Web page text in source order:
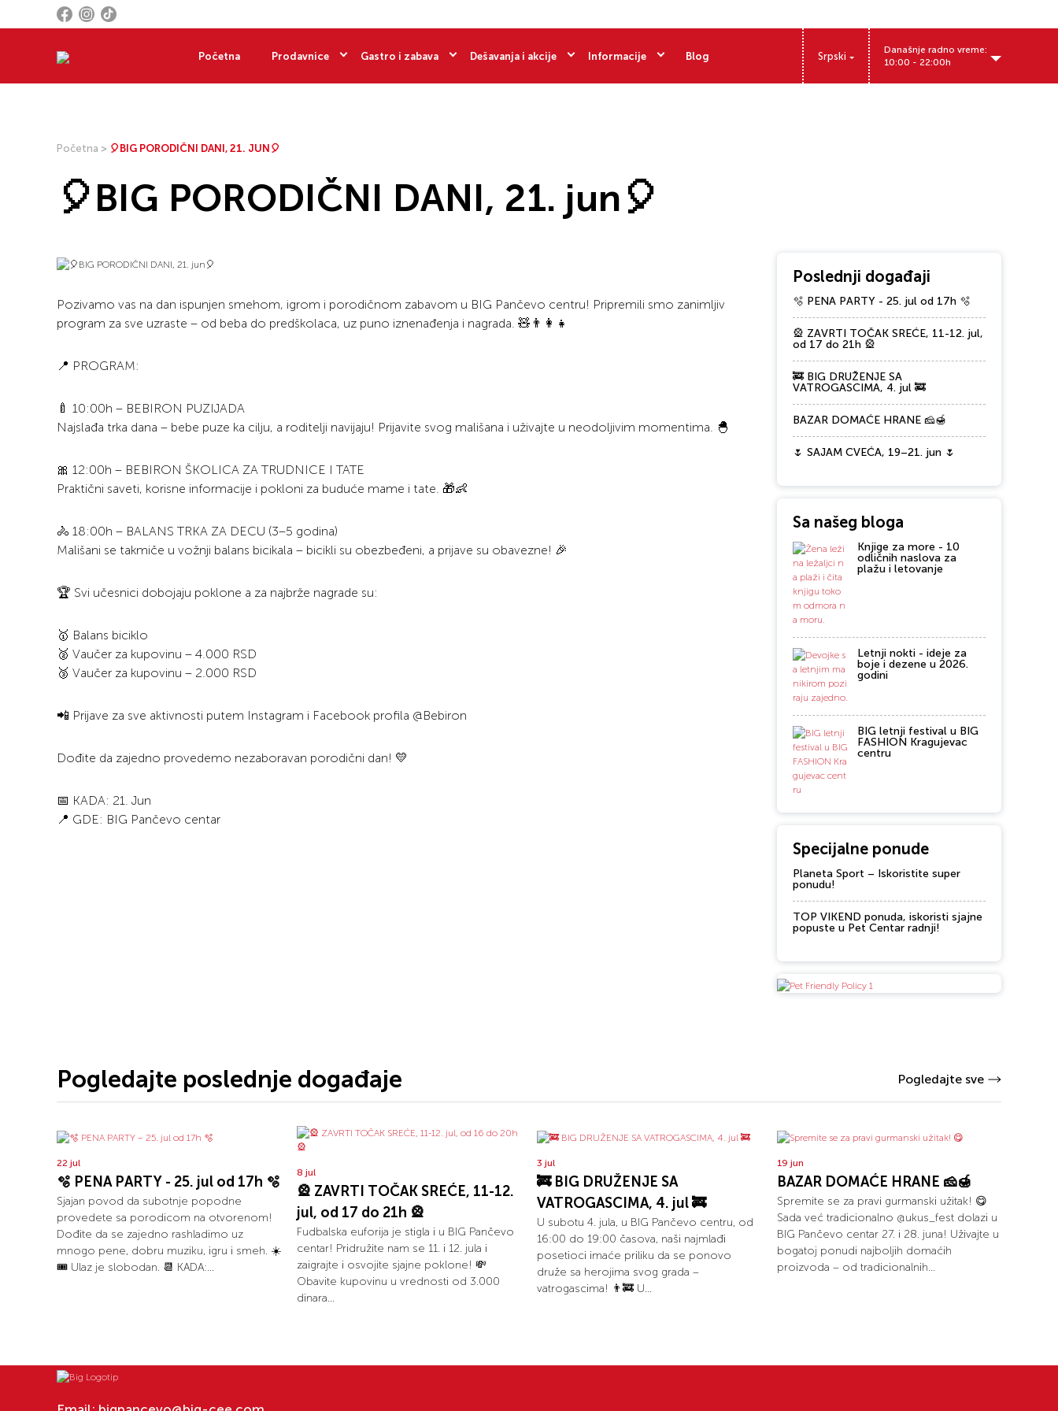
Početna Prodavnice Gastro i zabava Dešavanja i akcije Informacije Blog Srpski
Današnje radno vreme:
10:00 - 22:00h
Početna > 🎈BIG PORODIČNI DANI, 21. JUN🎈
🎈BIG PORODIČNI DANI, 21. jun🎈
Pozivamo vas na dan ispunjen smehom, igrom i porodičnom zabavom u BIG Pančevo centru! Pripremili smo zanimljiv
program za sve uzraste – od beba do predškolaca, uz puno iznenađenja i nagrada. 🧸👨‍👩‍👧
📍 PROGRAM:
🍼 10:00h – BEBIRON PUZIJADA
Najslađa trka dana – bebe puze ka cilju, a roditelji navijaju! Prijavite svog mališana i uživajte u neodoljivim momentima. 🐣
🎀 12:00h – BEBIRON ŠKOLICA ZA TRUDNICE I TATE
Praktični saveti, korisne informacije i pokloni za buduće mame i tate. 🎁👶
🚴 18:00h – BALANS TRKA ZA DECU (3–5 godina)
Mališani se takmiče u vožnji balans bicikala – bicikli su obezbeđeni, a prijave su obavezne! 🎉
🏆 Svi učesnici dobojaju poklone a za najbrže nagrade su:
🥇 Balans biciklo
🥈 Vaučer za kupovinu – 4.000 RSD
🥉 Vaučer za kupovinu – 2.000 RSD
📲 Prijave za sve aktivnosti putem Instagram i Facebook profila @Bebiron
Dođite da zajedno provedemo nezaboravan porodični dan! 💛
📅 KADA: 21. Jun
📍 GDE: BIG Pančevo centar
Poslednji događaji
🫧 PENA PARTY - 25. jul od 17h 🫧
🎡 ZAVRTI TOČAK SREĆE, 11-12. jul,
od 17 do 21h 🎡
🚒 BIG DRUŽENJE SA
VATROGASCIMA, 4. jul 🚒
BAZAR DOMAĆE HRANE 🧀🍯
🌷 SAJAM CVEĆA, 19–21. jun 🌷
Sa našeg bloga
Knjige za more - 10
odličnih naslova za
plažu i letovanje
Letnji nokti - ideje za
boje i dezene u 2026.
godini
BIG letnji festival u BIG
FASHION Kragujevac
centru
Specijalne ponude
Planeta Sport – Iskoristite super
ponudu!
TOP VIKEND ponuda, iskoristi sjajne
popuste u Pet Centar radnji!
Pogledajte poslednje događaje Pogledajte sve
22 jul
🫧 PENA PARTY - 25. jul od 17h 🫧
Sjajan povod da subotnje popodne
provedete sa porodicom na otvorenom!
Dođite da se zajedno rashladimo uz
mnogo pene, dobru muziku, igru i smeh. ☀️
🎟️ Ulaz je slobodan. 📆 KADA:...
8 jul
🎡 ZAVRTI TOČAK SREĆE, 11-12.
jul, od 17 do 21h 🎡
Fudbalska euforija je stigla i u BIG Pančevo
centar! Pridružite nam se 11. i 12. jula i
zaigrajte i osvojite sjajne poklone! 💸
Obavite kupovinu u vrednosti od 3.000
dinara...
3 jul
🚒 BIG DRUŽENJE SA
VATROGASCIMA, 4. jul 🚒
U subotu 4. jula, u BIG Pančevo centru, od
16:00 do 19:00 časova, naši najmlađi
posetioci imaće priliku da se ponovo
druže sa herojima svog grada –
vatrogascima! 👨‍🚒 U...
19 jun
BAZAR DOMAĆE HRANE 🧀🍯
Spremite se za pravi gurmanski užitak! 😋
Sada već tradicionalno @ukus_fest dolazi u
BIG Pančevo centar 27. i 28. juna! Uživajte u
bogatoj ponudi najboljih domaćih
proizvoda – od tradicionalnih...